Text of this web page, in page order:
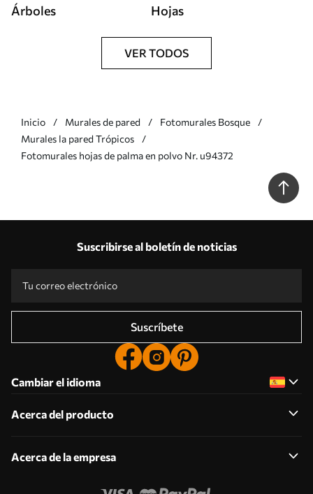
Árboles Hojas
VER TODOS
Inicio Murales de pared
Fotomurales Bosque
Murales la pared Trópicos
Fotomurales hojas de palma en polvo Nr. u94372
Suscribirse al boletín de noticias
Suscríbete
Cambiar el idioma
Acerca del producto
Acerca de la empresa